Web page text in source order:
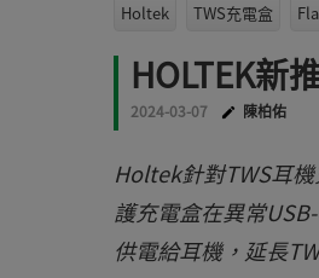
Holtek TWS充電盒
HOLTEK新
2024-03-07 陳柏佑
Holtek針對TWS耳
護充電盒在異常
供電給耳機，延長